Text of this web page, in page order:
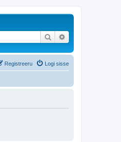
Otsi
Logi sisse
Registreeru